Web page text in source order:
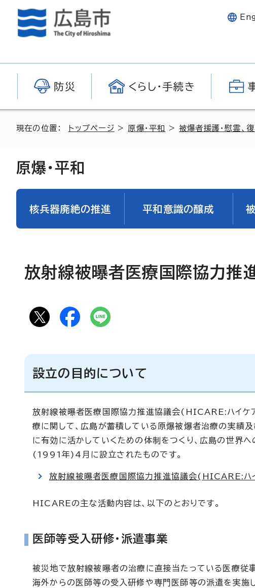
防災 くらし・手続き
現在の位置： トップページ > 原爆・平和 >被爆者援護・慰霊、
原爆・平和
核兵器廃絶の推進 平和意識の醸成
放射線被曝者医療国際協力推
設立の目的について
放射線被曝者医療国際協力推進協議会(HICARE:ハイケ
療に関して、広島が蓄積している原爆被爆者治療の実績
に有効に活かしていくための体制をつくり、広島の世界
(1991年)4月に設立されたものです。
放射線被曝者医療国際協力推進協議会(HICARE:ハ
HICAREの主な活動内容は、以下のとおりです。
医師等受入研修・派遣事業
被災地で放射線被曝者の治療に直接当たっている医療従
海外からの医師等の受入研修や専門医師等の派遣を実施し